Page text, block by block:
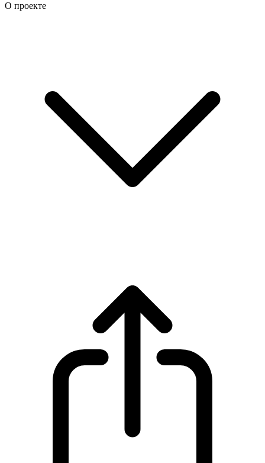
О проекте